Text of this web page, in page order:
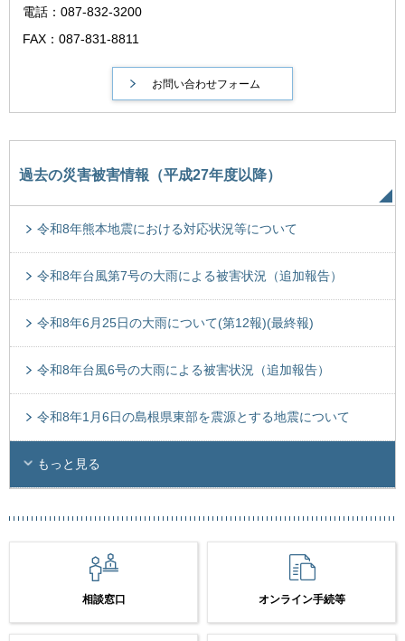
電話：087-832-3200
FAX：087-831-8811
過去の災害被害情報（平成27年度以降）
令和8年熊本地震における対応状況等について
令和8年台風第7号の大雨による被害状況（追加報告）
令和8年6月25日の大雨について(第12報)(最終報)
令和8年台風6号の大雨による被害状況（追加報告）
令和8年1月6日の島根県東部を震源とする地震について
もっと見る
相談窓口 オンライン手続等